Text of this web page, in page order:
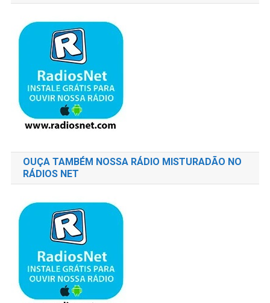
OUÇA TAMBÉM NOSSA RÁDIO MISTURADÃO NO
RÁDIOS NET